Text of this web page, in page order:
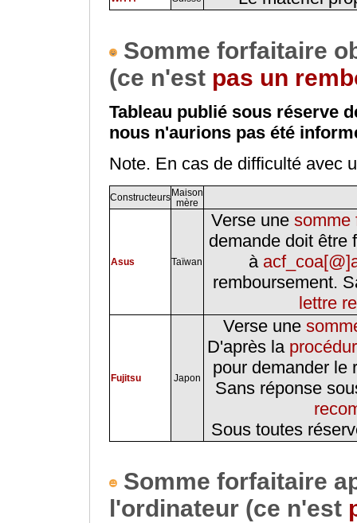
Somme forfaitaire
(ce n'est pas un
Tableau publié sous réserve
nous n'aurions pas été
Note. En cas de difficulté avec
ConstructeursMaison
mère
Asus Taïwan
Verse une somme
demande doit être
à
remboursement.
lettre
Fujitsu Japon
Verse une
D'après la
pour demander le
Sans réponse
Sous toutes
Somme forfaitaire
l'ordinateur (ce n'est